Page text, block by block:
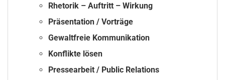
Rhetorik – Auftritt – Wirkung
Präsentation / Vorträge
Gewaltfreie Kommunikation
Konflikte lösen
Pressearbeit / Public Relations